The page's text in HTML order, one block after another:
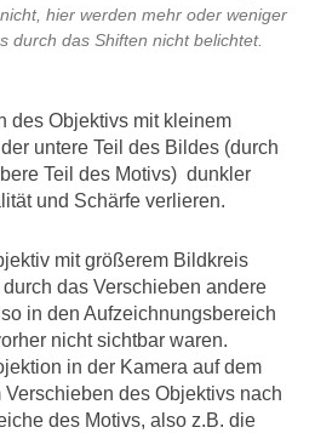
hier werden mehr oder weniger
durch das Shiften nicht belichtet.
des Objektivs mit kleinem
untere Teil des Bildes (durch
Teil des Motivs) dunkler
und Schärfe verlieren.
mit größerem Bildkreis
das Verschieben andere
in den Aufzeichnungsbereich
nicht sichtbar waren.
in der Kamera auf dem
Verschieben des Objektivs nach
des Motivs, also z.B. die